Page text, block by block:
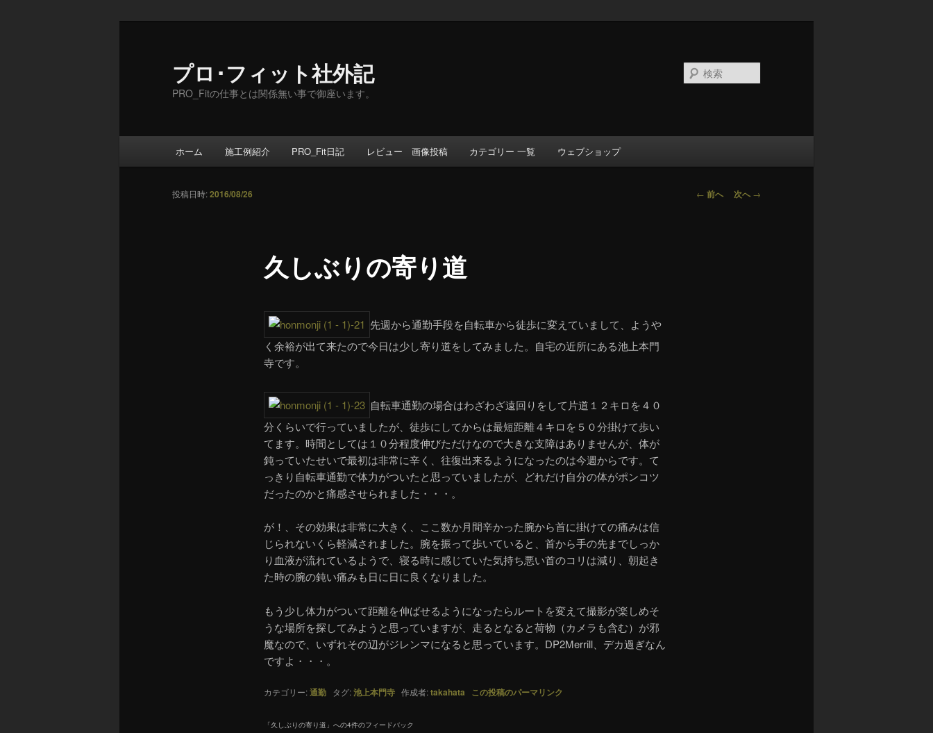
プロ･フィット社外記
PRO_Fitの仕事とは関係無い事で御座います。
ホーム 施工例紹介 PRO_Fit日記 レビュー 画像投稿 カテゴリー 一覧 ウェブショップ
投
← 前へ 次へ →
久しぶりの寄り道
投稿日時:2016/08/26
先週から通勤手段を自転車から徒歩に変えていまして、ようや
く余裕が出て来たので今日は少し寄り道をしてみました。自宅の近所にある池上本門
寺です。
自転車通勤の場合はわざわざ遠回りをして片道１２キロを４０
分くらいで行っていましたが、徒歩にしてからは最短距離４キロを５０分掛けて歩い
てます。時間としては１０分程度伸びただけなので大きな支障はありませんが、体が
鈍っていたせいで最初は非常に辛く、往復出来るようになったのは今週からです。て
っきり自転車通勤で体力がついたと思っていましたが、どれだけ自分の体がポンコツ
だったのかと痛感させられました・・・。
が！、その効果は非常に大きく、ここ数か月間辛かった腕から首に掛けての痛みは信
じられないくら軽減されました。腕を振って歩いていると、首から手の先までしっか
り血液が流れているようで、寝る時に感じていた気持ち悪い首のコリは減り、朝起き
た時の腕の鈍い痛みも日に日に良くなりました。
もう少し体力がついて距離を伸ばせるようになったらルートを変えて撮影が楽しめそ
うな場所を探してみようと思っていますが、走るとなると荷物（カメラも含む）が邪
魔なので、いずれその辺がジレンマになると思っています。DP2Merrill、デカ過ぎなん
ですよ・・・。
カテゴリー:通勤タグ:池上本門寺作成者:takahata この投稿のパーマリンク
「久しぶりの寄り道 」への4件のフィードバック